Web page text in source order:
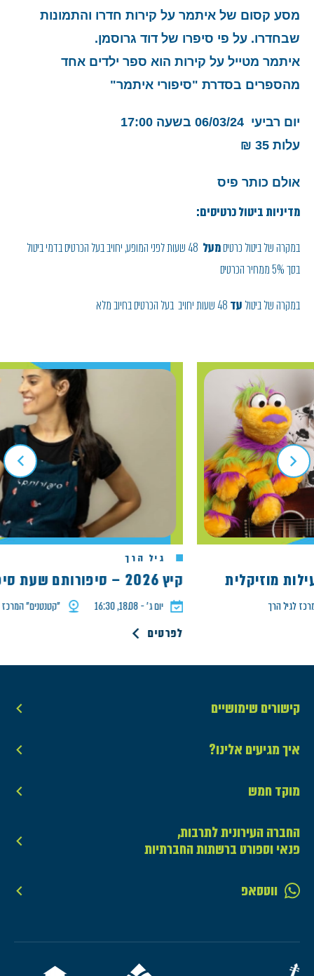
מסע קסום של איתמר על קירות חדרו והתמונות
שבחדרו. על פי סיפרו של דוד גרוסמן.
איתמר מטייל על קירות הוא ספר ילדים אחד
מהספרים בסדרת "סיפורי איתמר"
יום רביעי 06/03/24 בשעה 17:00
עלות 35 ₪
אולם כותר פיס
מדיניות ביטול כרטיסים:
במקרה של ביטול כרטיסמעל
48 שעות לפני המופע, יחויב בעל הכרטיס בדמי ביטול
בסך 5% ממחיר הכרטיס
במקרה של ביטולעד
הרך
גיל הרך
קיץ 2026 – סיפורותם שעת סיפור הדג המבולבל
יום ג׳ - 18.08, 16:30 "קטנטנים" המרכז לגיל
לפרטים
קישורים שימושיים
איך מגיעים אלינו?
מוקד חמש
החברה העירונית לתרבות,
פנאי וספורט ברשתות החברתיות
ווטסאפ